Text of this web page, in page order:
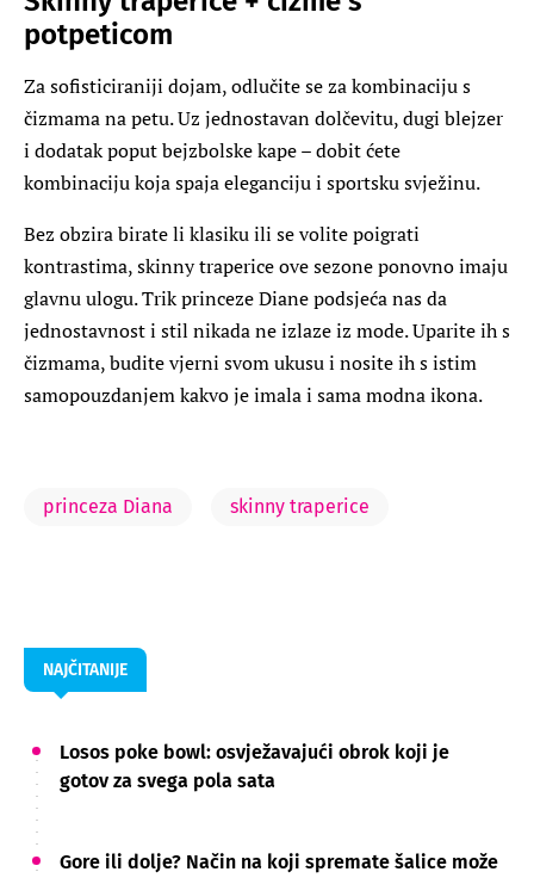
potpeticom
Za sofisticiraniji dojam, odlučite se za kombinaciju s
čizmama na petu. Uz jednostavan dolčevitu, dugi blejzer
i dodatak poput bejzbolske kape – dobit ćete
kombinaciju koja spaja eleganciju i sportsku svježinu.
Bez obzira birate li klasiku ili se volite poigrati
kontrastima, skinny traperice ove sezone ponovno imaju
glavnu ulogu. Trik princeze Diane podsjeća nas da
jednostavnost i stil nikada ne izlaze iz mode. Uparite ih s
čizmama, budite vjerni svom ukusu i nosite ih s istim
samopouzdanjem kakvo je imala i sama modna ikona.
princeza Diana skinny traperice
NAJČITANIJE
Losos poke bowl: osvježavajući obrok koji je
gotov za svega pola sata
Gore ili dolje? Način na koji spremate šalice može